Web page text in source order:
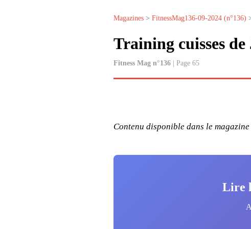
Magazines > FitnessMag136-09-2024 (n°136)
Training cuisses
Fitness Mag n°136 | Page 65
Contenu disponible dans le
Lire